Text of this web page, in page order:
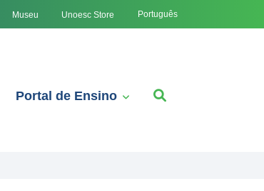
Museu Unoesc Store Português
Portal de Ensino